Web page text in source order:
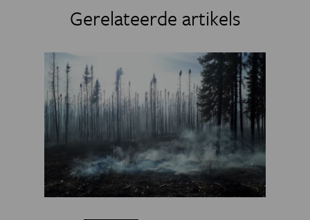
Gerelateerde artikels